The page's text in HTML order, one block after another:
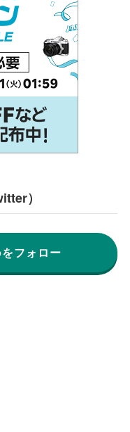
）
フォロー